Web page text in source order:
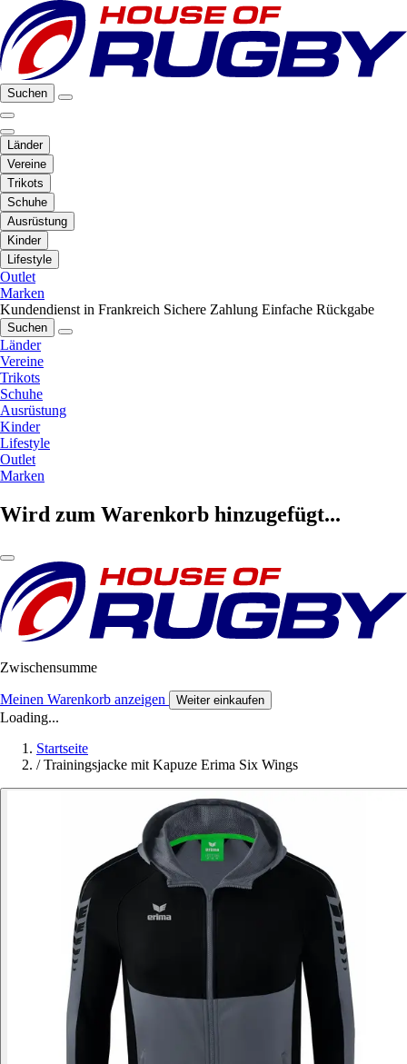
Suchen
Länder
Vereine
Trikots
Schuhe
Ausrüstung
Kinder
Lifestyle
Outlet
Marken
Kundendienst in Frankreich Sichere Zahlung Einfache Rückgabe
Suchen
Länder
Vereine
Trikots
Schuhe
Ausrüstung
Kinder
Lifestyle
Outlet
Marken
Wird zum Warenkorb hinzugefügt...
Zwischensumme
Meinen Warenkorb anzeigen Weiter einkaufen
Loading...
Startseite
/ Trainingsjacke mit Kapuze Erima Six Wings